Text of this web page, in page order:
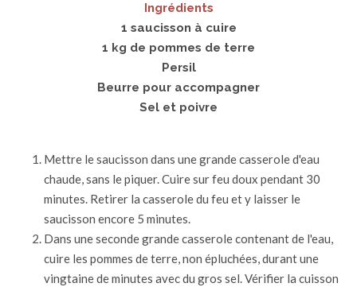
Ingrédients
1 saucisson à cuire
1 kg de pommes de terre
Persil
Beurre pour accompagner
Sel et poivre
Mettre le saucisson dans une grande casserole d'eau
chaude, sans le piquer. Cuire sur feu doux pendant 30
minutes. Retirer la casserole du feu et y laisser le
saucisson encore 5 minutes.
Dans une seconde grande casserole contenant de l'eau,
cuire les pommes de terre, non épluchées, durant une
vingtaine de minutes avec du gros sel. Vérifier la cuisson